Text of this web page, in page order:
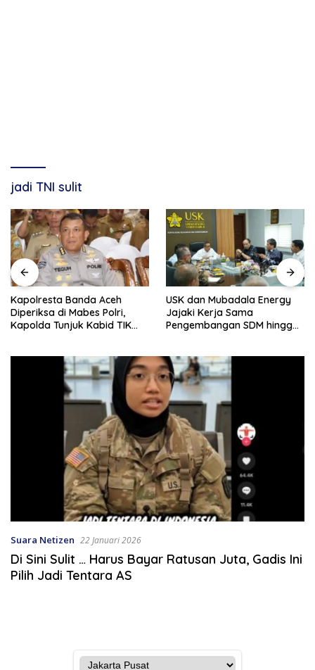
jadi TNI sulit
Kapolresta Banda Aceh
Diperiksa di Mabes Polri,
Kapolda Tunjuk Kabid TIK
USK dan Mubadala Energy
Jajaki Kerja Sama
Pengembangan SDM hingga
Suara Netizen 22 Januari 2026
Di Sini Sulit … Harus Bayar Ratusan Juta, Gadis Ini
Pilih Jadi Tentara AS